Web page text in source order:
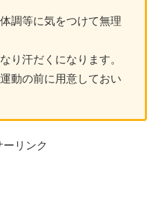
調等に気をつけて無理
り汗だくになります。
運動の前に用意しておい
ーリンク